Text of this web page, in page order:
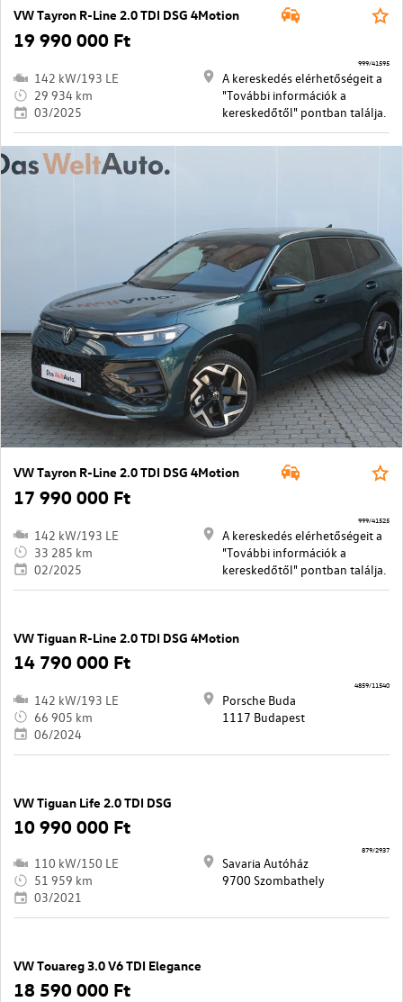
VW Tayron R-Line 2.0 TDI DSG 4Motion
19 990 000 Ft
142 kW/193 LE
29 934 km
03/2025
A kereskedés elérhetőségeit a
"További információk a
kereskedőtől" pontban találja.
999/41595
VW Tayron R-Line 2.0 TDI DSG 4Motion
17 990 000 Ft
142 kW/193 LE
33 285 km
02/2025
A kereskedés elérhetőségeit a
"További információk a
kereskedőtől" pontban találja.
999/41525
VW Tiguan R-Line 2.0 TDI DSG 4Motion
14 790 000 Ft
142 kW/193 LE
66 905 km
06/2024
Porsche Buda
1117 Budapest
4859/11540
VW Tiguan Life 2.0 TDI DSG
10 990 000 Ft
110 kW/150 LE
51 959 km
03/2021
Savaria Autóház
9700 Szombathely
879/2937
VW Touareg 3.0 V6 TDI Elegance
18 590 000 Ft